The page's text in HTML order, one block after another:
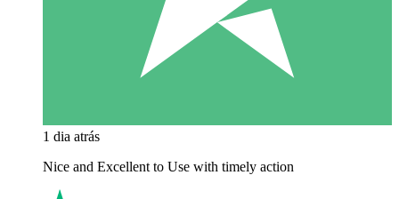
1 dia atrás
Nice and Excellent to Use with timely action